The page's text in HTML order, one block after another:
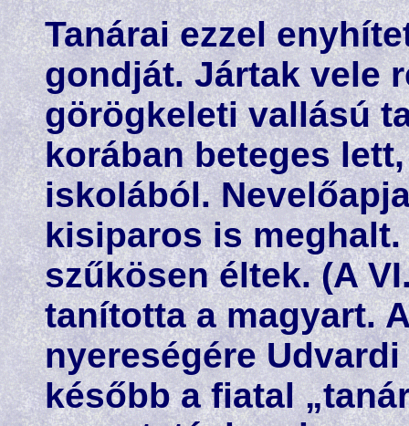
Tanárai ezzel
gondját. Jártak vele
görögkeleti vallású
korában beteges
iskolából.
kisiparos is
szűkösen éltek. (A
tanította a magyart.
nyereségére
később a fiatal